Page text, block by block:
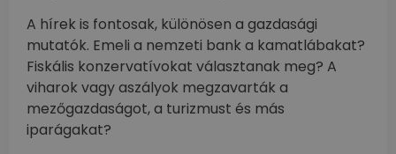
A hírek is fontosak, különösen a gazdasági
mutatók. Emeli a nemzeti bank a kamatlábakat?
Fiskális konzervatívokat választanak meg? A
viharok vagy aszályok megzavarták a
mezőgazdaságot, a turizmust és más
iparágakat?